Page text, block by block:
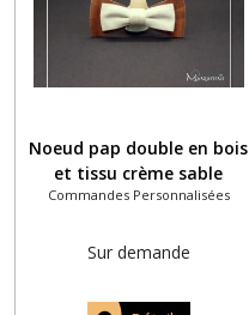
Noeud pap double en bois
et tissu crème sable
Commandes Personnalisées
Sur demande